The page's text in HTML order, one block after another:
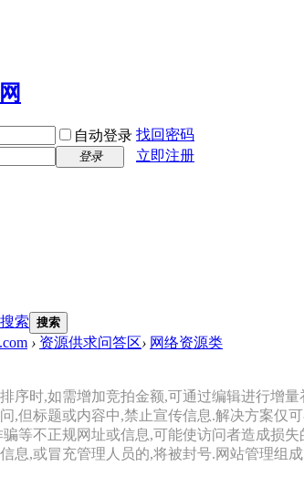
自动登录 找回密码
登录 立即注册
搜索 搜索
› 资源供求问答区› 网络资源类
序时,如需增加竞拍金额,可通过编辑进行增
,但标题或内容中,禁止宣传信息.解决方案仅
等不正规网址或信息,可能使访问者造成损失
息,或冒充管理人员的,将被封号.网站管理组